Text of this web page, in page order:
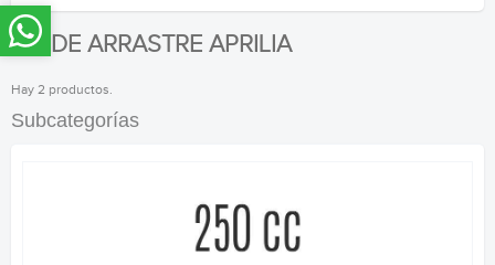
KIT DE ARRASTRE APRILIA
Hay 2 productos.
Subcategorías